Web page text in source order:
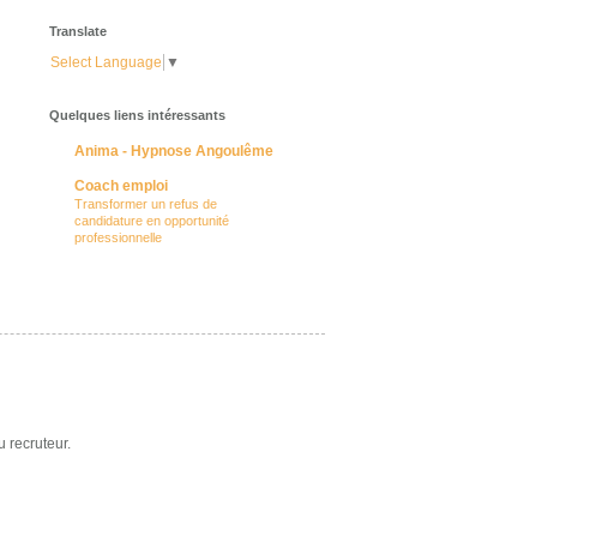
Translate
Select Language ▼
Quelques liens intéressants
Anima - Hypnose Angoulême
Coach emploi
Transformer un refus de
candidature en opportunité
professionnelle
recruteur.